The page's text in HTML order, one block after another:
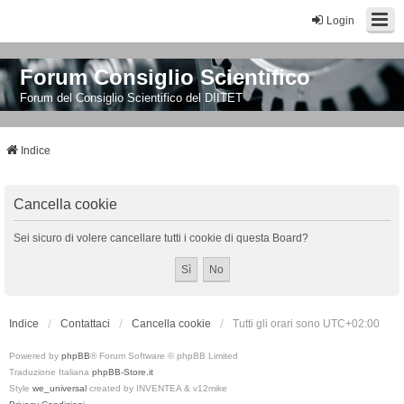
Login
Forum Consiglio Scientifico
Forum del Consiglio Scientifico del DIITET
Indice
Cancella cookie
Sei sicuro di volere cancellare tutti i cookie di questa Board?
Indice Contattaci Cancella cookie Tutti gli orari sono UTC+02:00
Powered by phpBB® Forum Software © phpBB Limited
Traduzione Italiana phpBB-Store.it
Style we_universal created by INVENTEA & v12mike